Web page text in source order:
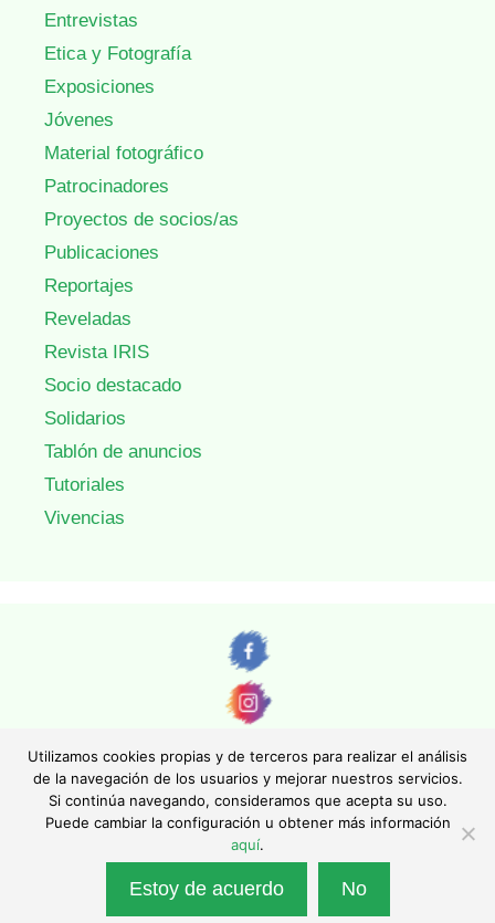
Entrevistas
Etica y Fotografía
Exposiciones
Jóvenes
Material fotográfico
Patrocinadores
Proyectos de socios/as
Publicaciones
Reportajes
Reveladas
Revista IRIS
Socio destacado
Solidarios
Tablón de anuncios
Tutoriales
Vivencias
© AEFONA 2011- 2026 | Todas las imágenes y textos son propiedad de sus
autores. Queda totalmente prohibida su reproducción.
Política de privacidad
Registro Nacional de Asociaciones con el número 130247
Utilizamos cookies propias y de terceros para realizar el análisis
de la navegación de los usuarios y mejorar nuestros servicios.
Si continúa navegando, consideramos que acepta su uso.
Puede cambiar la configuración u obtener más información
aquí.
Estoy de acuerdo No